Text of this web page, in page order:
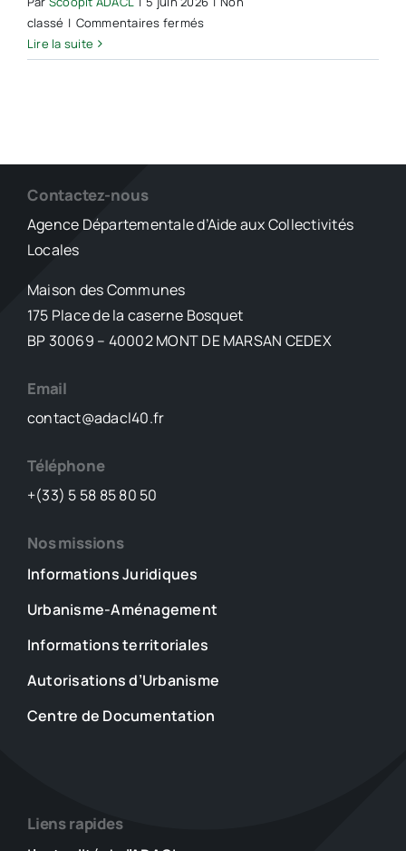
classé | Commentaires ferméssur
commercial
:
mais
de
l’occupation
Lire la suite
Contactez-nous
Agence Départementale d’Aide aux Collectivités
Locales
Maison des Communes
175 Place de la caserne Bosquet
BP 30069 – 40002 MONT DE MARSAN CEDEX
Email
contact@adacl40.fr
Téléphone
+(33) 5 58 85 80 50
Nos missions
Informations Juridiques
Urbanisme-Aménagement
Informations territoriales
Autorisations d’Urbanisme
Centre de Documentation
Liens rapides